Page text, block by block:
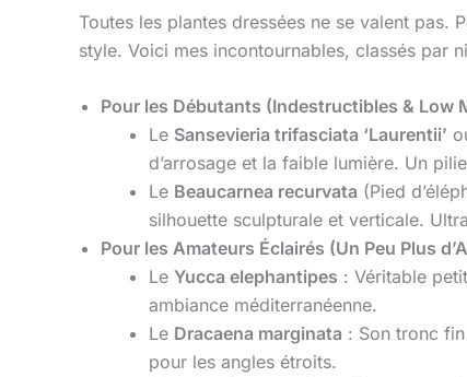
Toutes les plantes dressées ne se valent pas.
style. Voici mes incontournables, classés par
Pour les Débutants (Indestructibles & Low
Le Sansevieria trifasciata ‘Laurentii’
d’arrosage et la faible lumière. Un
Le Beaucarnea recurvata (Pied
silhouette sculpturale et verticale.
Pour les Amateurs Éclairés (Un Peu Plus
Le Yucca elephantipes : Véritable
ambiance méditerranéenne.
Le Dracaena marginata : Son tronc
pour les angles étroits.